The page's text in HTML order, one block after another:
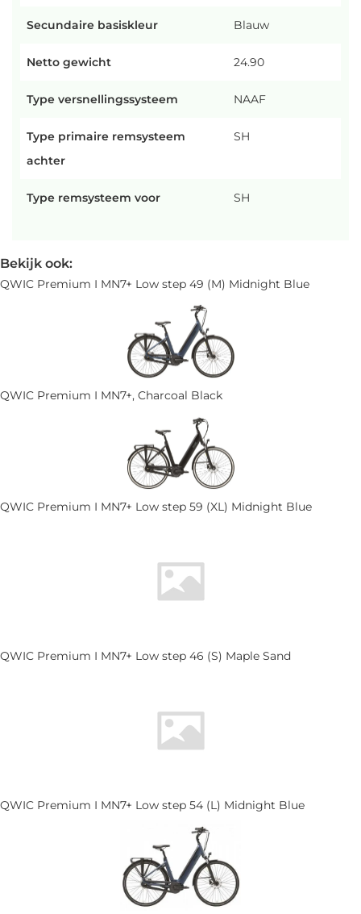
Secundaire basiskleur Blauw
Netto gewicht 24.90
Type versnellingssysteem NAAF
Type primaire remsysteem
achter
SH
Type remsysteem voor SH
Bekijk ook:
QWIC Premium I MN7+ Low step 49 (M) Midnight Blue
QWIC Premium I MN7+, Charcoal Black
QWIC Premium I MN7+ Low step 59 (XL) Midnight Blue
QWIC Premium I MN7+ Low step 46 (S) Maple Sand
QWIC Premium I MN7+ Low step 54 (L) Midnight Blue